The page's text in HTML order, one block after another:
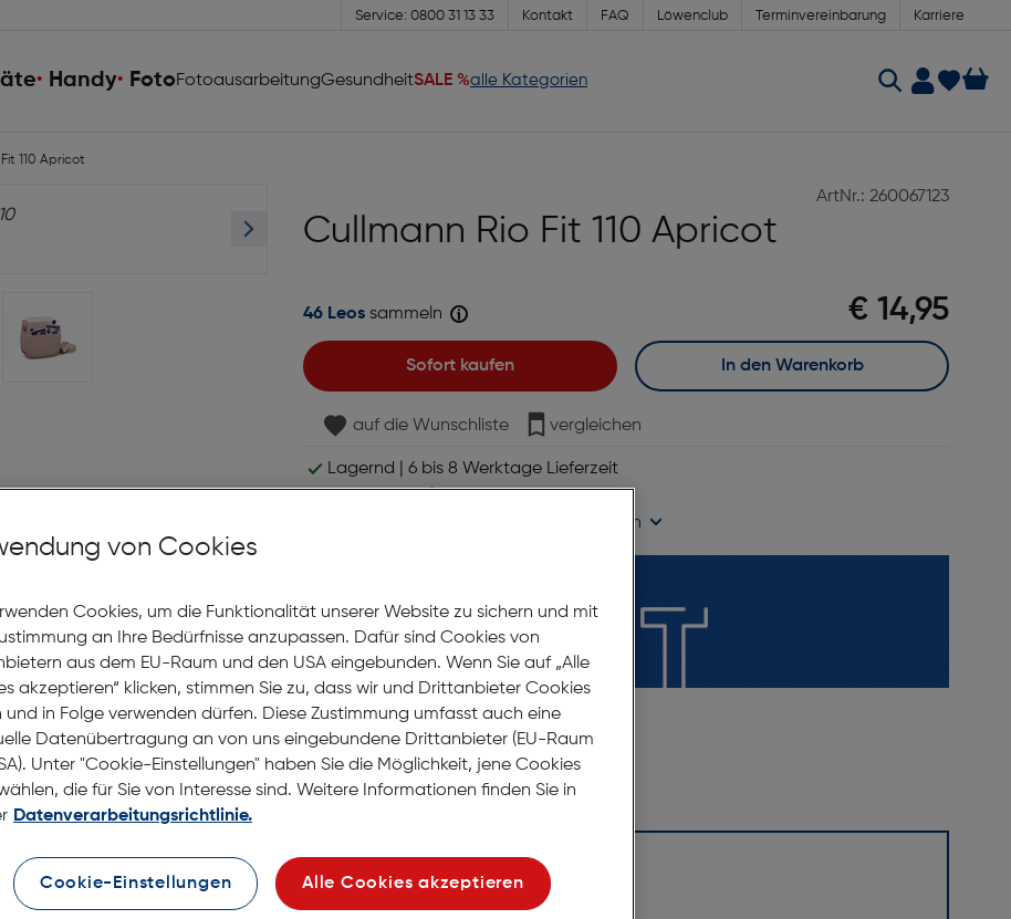
Service: 0800 31 13 33 Kontakt FAQ Löwenclub Terminvereinbarung Karriere
Handy FotoFotoausarbeitungGesundheitSALE %alle Kategorien
110 Apricot
ArtNr.: 260067123
Cullmann Rio Fit 110 Apricot
€ 14,95
46 Leos sammeln
Sofort kaufen In den Warenkorb
auf die Wunschliste vergleichen
Lagernd | 6 bis 8 Werktage Lieferzeit
Nach Hause liefern
Verfügbarkeit prüfen
von Cookies
Cookies, um die Funktionalität unserer Website zu sichern und mit
an Ihre Bedürfnisse anzupassen. Dafür sind Cookies von
aus dem EU-Raum und den USA eingebunden. Wenn Sie auf „Alle
akzeptieren“ klicken, stimmen Sie zu, dass wir und Drittanbieter Cookies
und in Folge verwenden dürfen. Diese Zustimmung umfasst auch eine
Datenübertragung an von uns eingebundene Drittanbieter (EU-Raum
Unter "Cookie-Einstellungen" haben Sie die Möglichkeit, jene Cookies
die für Sie von Interesse sind. Weitere Informationen finden Sie in
Datenverarbeitungsrichtlinie.
Cookie-Einstellungen Alle Cookies akzeptieren